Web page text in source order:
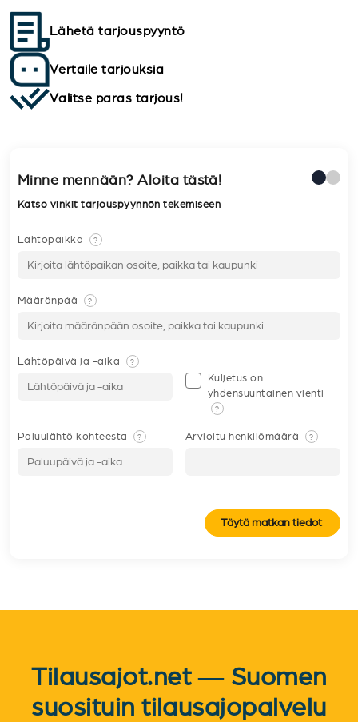
Lähetä tarjouspyyntö
Vertaile tarjouksia
Valitse paras tarjous!
Minne mennään? Aloita tästä!
Katso vinkit tarjouspyynnön tekemiseen
Lähtöpaikka ?
Määränpää ?
Lähtöpäivä ja -aika ?
Kuljetus on
yhdensuuntainen vienti
?
Paluulähtö kohteesta ? Arvioitu henkilömäärä ?
Täytä matkan tiedot
Tilausajot.net — Suomen
suosituin tilausajopalvelu